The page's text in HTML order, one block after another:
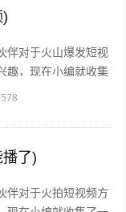
伴对于火山爆发短视
趣，现在小编就收集
视频相关的信息来分
了)
伴对于火拍短视频方